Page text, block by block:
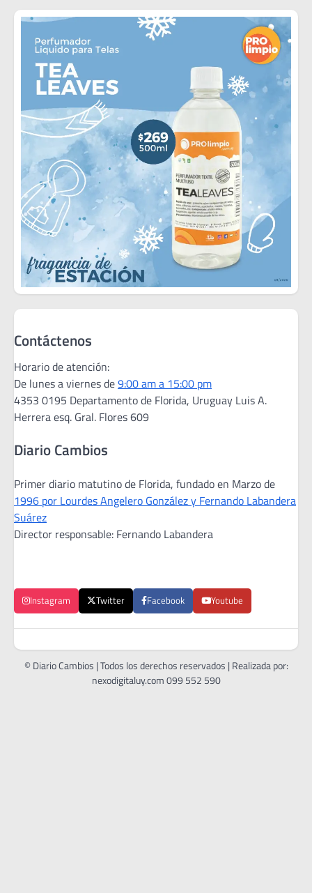
Contáctenos
Horario de atención:
De lunes a viernes de9:00 am a 15:00 pm
4353 0195 Departamento de Florida, Uruguay Luis A.
Herrera esq. Gral. Flores 609
Diario Cambios
Primer diario matutino de Florida, fundado en Marzo de
1996 por Lourdes Angelero González y Fernando Labandera
Suárez
Director responsable: Fernando Labandera
Instagram Twitter Facebook Youtube